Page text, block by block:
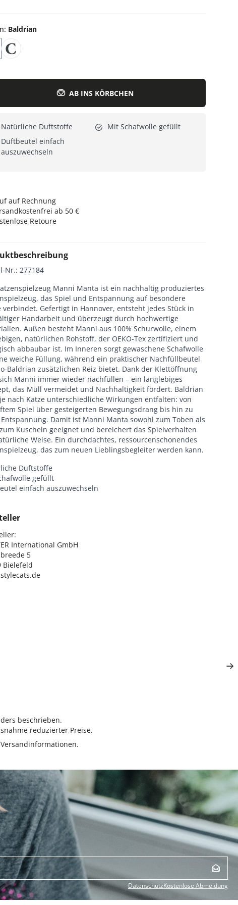
: Baldrian
AB INS KÖRBCHEN
Natürliche Duftstoffe
Mit Schafwolle gefüllt
Duftbeutel einfach
auszuwechseln
auf Rechnung
ab 50 €
Retoure
Nr.: 277184
Manni Manta ist ein nachhaltig produziertes
das Spiel und Entspannung auf besondere
verbindet. Gefertigt in Hannover, entsteht jedes Stück in
Handarbeit und überzeugt durch hochwertige
Außen besteht Manni aus 100% Schurwolle, einem
natürlichen Rohstoff, der OEKO-Tex zertifiziert und
abbaubar ist. Im Inneren sorgt gewaschene Schafwolle
weiche Füllung, während ein praktischer Nachfüllbeutel
Baldrian zusätzlichen Reiz bietet. Dank der Klettöffnung
Manni immer wieder nachfüllen – ein langlebiges
das Müll vermeidet und Nachhaltigkeit fördert. Baldrian
nach Katze unterschiedliche Wirkungen entfalten: von
Spiel über gesteigerten Bewegungsdrang bis hin zu
Damit ist Manni Manta sowohl zum Toben als
Kuscheln geeignet und bereichert das Spielverhalten
Weise. Ein durchdachtes, ressourcenschonendes
das zum neuen Lieblingsbegleiter werden kann.
Duftstoffe
gefüllt
einfach auszuwechseln
International GmbH
5
Bielefeld
beschrieben.
reduzierter Preise.
Versandinformationen.
DatenschutzKostenlose Abmeldung